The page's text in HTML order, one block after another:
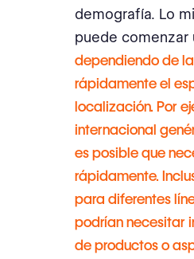
demografía. Lo
puede comenzar
dependiendo de
rápidamente el
localización. Por
internacional
es posible que
rápidamente.
para diferentes
podrían necesitar
de productos o